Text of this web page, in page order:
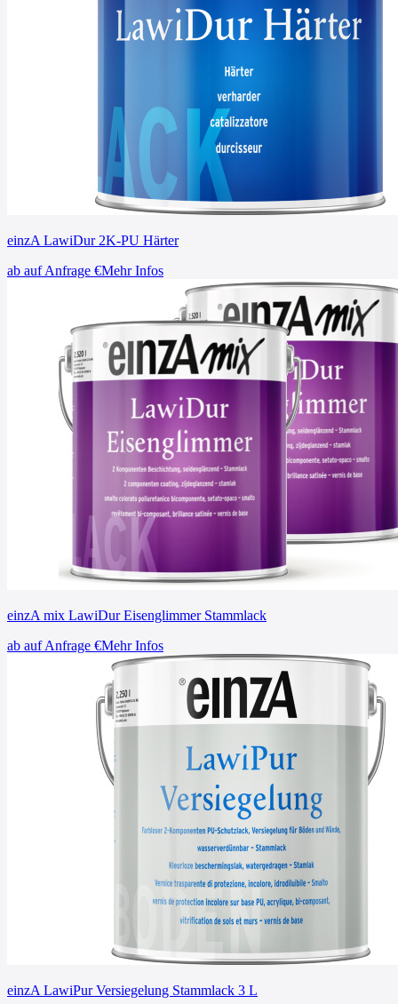
einzA LawiDur 2K-PU Härter
ab auf Anfrage €Mehr Infos
einzA mix LawiDur Eisenglimmer Stammlack
ab auf Anfrage €Mehr Infos
einzA LawiPur Versiegelung Stammlack 3 L